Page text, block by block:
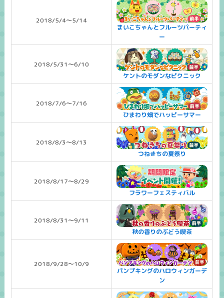
2018/5/4～5/14
まいこちゃんとフルーツパーティ
ー
2018/5/31～6/10
ケントのモダンなピクニック
2018/7/6～7/16
ひまわり畑でハッピーサマー
2018/8/3～8/13
つねきちの夏祭り
2018/8/17～8/29
フラワーフェスティバル
2018/8/31～9/11
秋の香りのぶどう喫茶
2018/9/28～10/9
パンプキングのハロウィンガーデ
ン